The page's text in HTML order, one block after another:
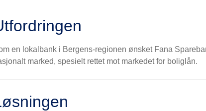
en lokalbank i Bergens-regionen ønsket Fana
marked, spesielt rettet mot markedet for boliglån.